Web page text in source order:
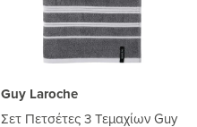
Guy Laroche
Σετ Πετσέτες 3 Τεμαχίων Guy